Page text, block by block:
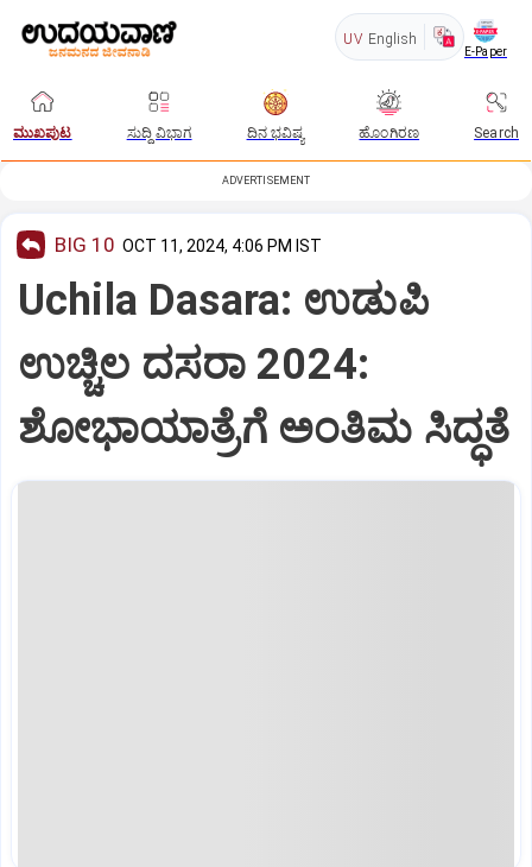
UV English
E-Paper
ಮುಖಪುಟ ಸುದ್ದಿ ವಿಭಾಗ ದಿನ ಭವಿಷ್ಯ ಹೊಂಗಿರಣ Search
ADVERTISEMENT
BIG 10 OCT 11, 2024, 4:06 PM IST
Uchila Dasara: ಉಡುಪಿ
ಉಚ್ಚಿಲ ದಸರಾ 2024:
ಶೋಭಾಯಾತ್ರೆಗೆ ಅಂತಿಮ ಸಿದ್ಧತೆ